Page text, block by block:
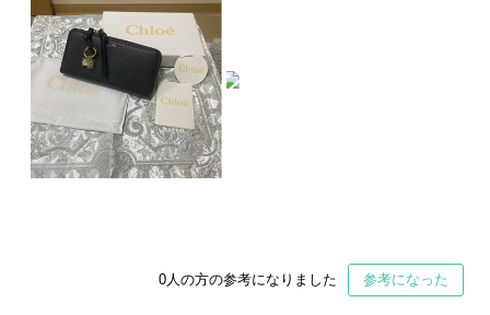
0 人の方の参考になりました 参考になった